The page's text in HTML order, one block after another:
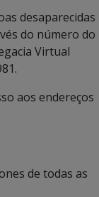
desaparecidas
do número do
Virtual
aos endereços
de todas as